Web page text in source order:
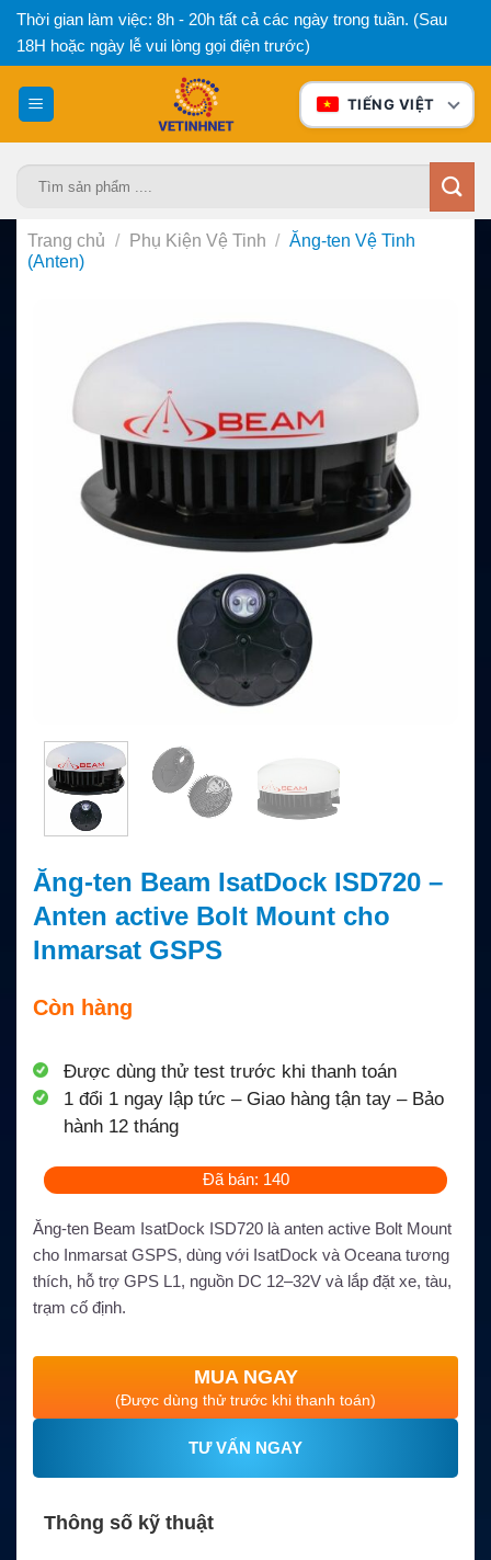
Bỏ
qua
nội
dung
Thời gian làm việc: 8h - 20h tất cả các ngày trong tuần. (Sau
18H hoặc ngày lễ vui lòng gọi điện trước)
TIẾNG VIỆT
Trang chủ / Phụ Kiện Vệ Tinh / Ăng-ten Vệ Tinh
(Anten)
Ăng-ten Beam IsatDock ISD720 –
Anten active Bolt Mount cho
Inmarsat GSPS
Còn hàng
Được dùng thử test trước khi thanh toán
1 đổi 1 ngay lập tức – Giao hàng tận tay – Bảo
hành 12 tháng
Đã bán: 140
Ăng-ten Beam IsatDock ISD720 là anten active Bolt Mount
cho Inmarsat GSPS, dùng với IsatDock và Oceana tương
thích, hỗ trợ GPS L1, nguồn DC 12–32V và lắp đặt xe, tàu,
trạm cố định.
MUA NGAY
(Được dùng thử trước khi thanh toán)
TƯ VẤN NGAY
Thông số kỹ thuật